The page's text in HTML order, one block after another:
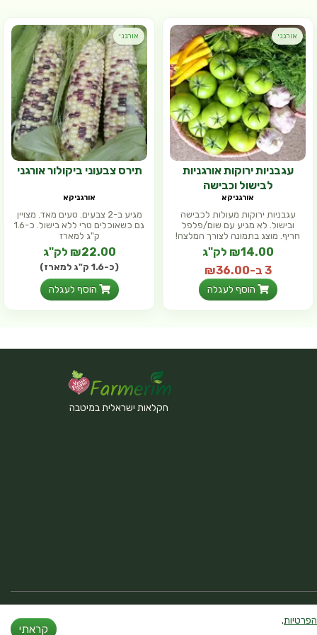
אורגני
עגבניות ירוקות אורגניות
לבישול וכבישה
אורגניקא
עגבניות ירוקות מעולות לכבישה
ובישול. לא מגיע עם שום/פלפל
חריף. מוצג בתמונה לצורך המלצה!
₪14.00 לק"ג
3 ב-₪36.00
הוסף לעגלה
אורגני
תירס צבעוני ביקולור אורגני
אורגניקא
מגיע ב-2 צבעים. טעים מאד. מצויין
גם כשאוכלים טרי ללא בישול. כ-1.6
ק"ג למארז
₪22.00 לק"ג
(כ-1.6 ק"ג למארז)
הוסף לעגלה
חקלאות ישראלית במיטבה
הפרטיות.
קראתי